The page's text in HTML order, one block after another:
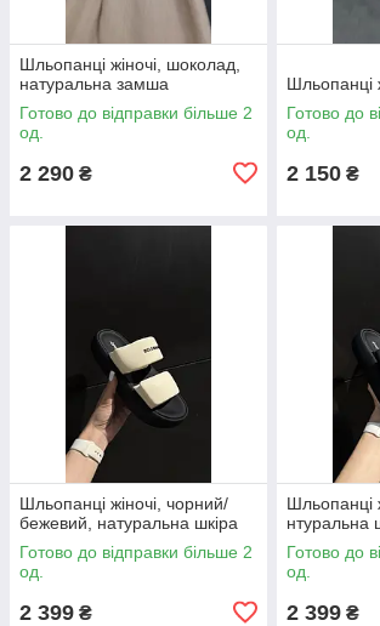
Шльопанці жіночі, шоколад,
натуральна замша
Готово до відправки більше 2
од.
2 290 ₴
Шльопанці
Готово до
од.
2 150 ₴
Шльопанці жіночі, чорний/
бежевий, натуральна шкіра
Готово до відправки більше 2
од.
2 399 ₴
Шльопанці
нтуральна
Готово до
од.
2 399 ₴